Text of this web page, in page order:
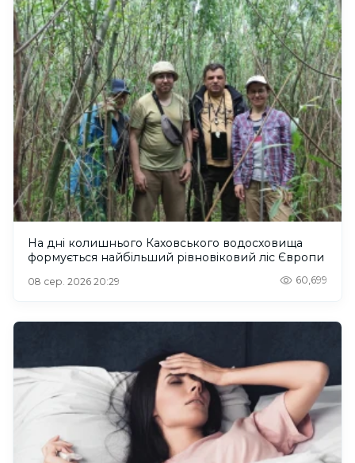
На дні колишнього Каховського водосховища
формується найбільший рівновіковий ліс Європи
08 сер. 2026 20:29 60,699